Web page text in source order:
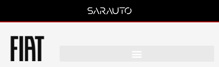
500 Híbrido
Desde14.950€